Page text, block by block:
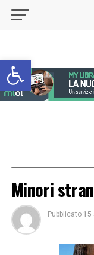
Apri la barra degli strumenti
Minori
Pubblicato 15